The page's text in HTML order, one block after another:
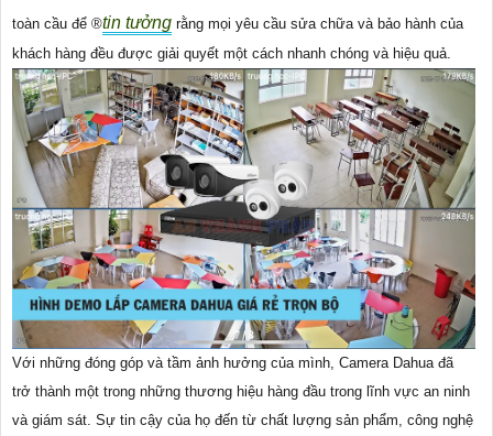
toàn cầu để ®️tin tưởng rằng mọi yêu cầu sửa chữa và bảo hành của
khách hàng đều được giải quyết một cách nhanh chóng và hiệu quả.
Với những đóng góp và tầm ảnh hưởng của mình, Camera Dahua đã
trở thành một trong những thương hiệu hàng đầu trong lĩnh vực an ninh
và giám sát. Sự tin cậy của họ đến từ chất lượng sản phẩm, công nghệ